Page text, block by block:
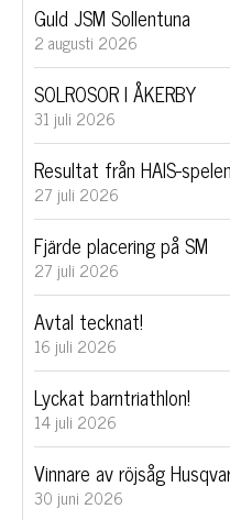
Guld JSM Sollentuna
2 augusti 2026
SOLROSOR I ÅKERBY
31 juli 2026
Resultat från HAIS-spelen
27 juli 2026
Fjärde placering på SM
27 juli 2026
Avtal tecknat!
16 juli 2026
Lyckat barntriathlon!
14 juli 2026
Vinnare av röjsåg
30 juni 2026